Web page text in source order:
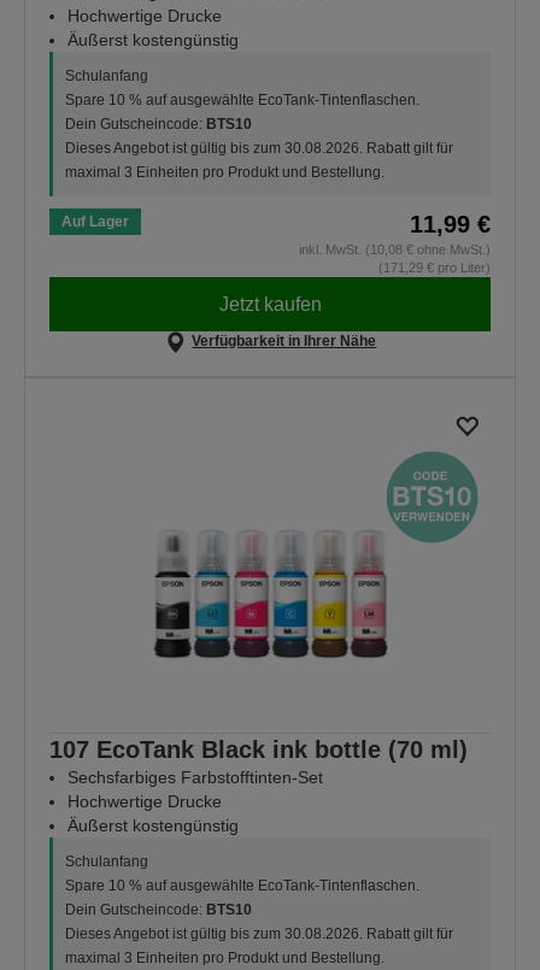
Hochwertige Drucke
Äußerst kostengünstig
Schulanfang
Spare 10 % auf ausgewählte EcoTank-Tintenflaschen.
Dein Gutscheincode: BTS10
Dieses Angebot ist gültig bis zum 30.08.2026. Rabatt gilt für
maximal 3 Einheiten pro Produkt und Bestellung.
Auf Lager 11,99 €
inkl. MwSt. (10,08 € ohne MwSt.)
(171,29 € pro Liter)
Jetzt kaufen
Verfügbarkeit in Ihrer Nähe
107 EcoTank Black ink bottle (70 ml)
Sechsfarbiges Farbstofftinten-Set
Hochwertige Drucke
Äußerst kostengünstig
Schulanfang
Spare 10 % auf ausgewählte EcoTank-Tintenflaschen.
Dein Gutscheincode: BTS10
Dieses Angebot ist gültig bis zum 30.08.2026. Rabatt gilt für
maximal 3 Einheiten pro Produkt und Bestellung.